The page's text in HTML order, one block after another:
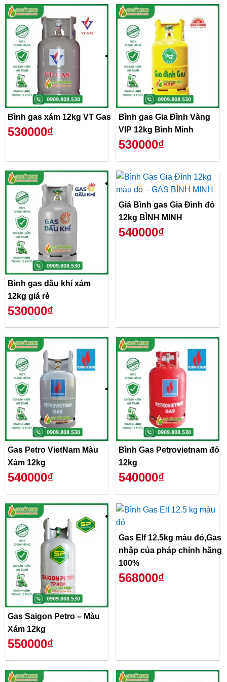
Bình gas xám 12kg VT Gas
530000₫
Bình gas Gia Đình Vàng
VIP 12kg Bình Minh
530000₫
Bình gas dầu khí xám
12kg giá rẻ
530000₫
Giá Bình gas Gia Đình đỏ
12kg BÌNH MINH
540000₫
Gas Petro VietNam Màu
Xám 12kg
540000₫
Bình Gas Petrovietnam đỏ
12kg
540000₫
Gas Saigon Petro – Màu
Xám 12kg
550000₫
Gas Elf 12.5kg màu đỏ,Gas
nhập của pháp chính hãng
100%
568000₫